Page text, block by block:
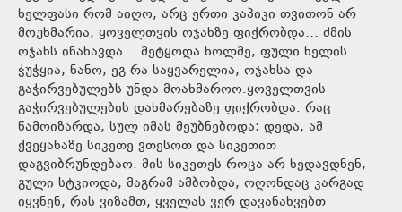
ხელფასი რომ აიღო, არც ერთი კაპიკი თვითონ არ
მოუხმარია, ყოველთვის ოჯახზე ფიქრობდა… ძმის
ოჯახს ინახავდა… მეტყოდა ხოლმე, ფული ხელის
ჭუჭყია, ნანო, ეგ რა საყვარელია, ოჯახსა და
გაჭირვებულებს უნდა მოახმაროო.ყოველთვის
გაჭირვებულების დახმარებაზე ფიქრობდა. რაც
წამოიზარდა, სულ იმას მეუბნებოდა: დედა, ამ
ქვეყანაზე სიკეთე ვთესოთ და სიკეთით
დაგვიბრუნდებაო. მის სიკეთეს როცა არ ხედავდნენ,
გული სტკიოდა, მაგრამ ამბობდა, ოღონდაც კარგად
იყვნენ, რას ვიზამთ, ყველას ვერ დავანახვებთ